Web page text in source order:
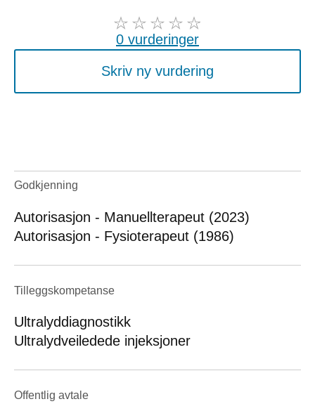
0 vurderinger
Skriv ny vurdering
Godkjenning
Autorisasjon - Manuellterapeut (2023)
Autorisasjon - Fysioterapeut (1986)
Tilleggskompetanse
Ultralyddiagnostikk
Ultralydveiledede injeksjoner
Offentlig avtale